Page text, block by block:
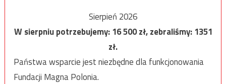
Sierpień 2026
W sierpniu potrzebujemy:16 500zł, zebraliśmy:1351
zł.
Państwa wsparcie jest niezbędne dla funkcjonowania
Fundacji Magna Polonia.